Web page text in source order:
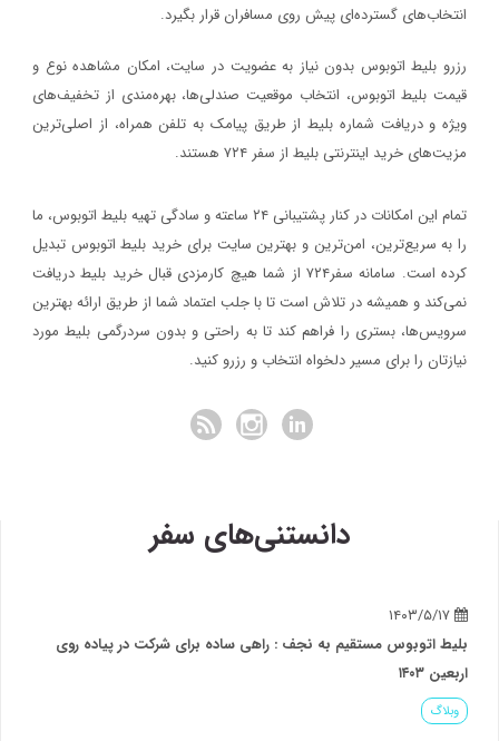
انتخاب‌های گسترده‌ای پیش روی مسافران قرار بگیرد.
رزرو بلیط اتوبوس بدون نیاز به عضویت در سایت، امکان مشاهده نوع و
قیمت بلیط اتوبوس، انتخاب موقعیت صندلی‌ها، بهره‌مندی از تخفیف‌های
ویژه و دریافت شماره‌ بلیط از طریق پیامک به تلفن همراه، از اصلی‌ترین
مزیت‌های خرید اینترنتی بلیط از سفر ۷۲۴ هستند.
تمام این امکانات در کنار پشتیبانی‌ ۲۴ ساعته و سادگی تهیه بلیط اتوبوس، ما
را به سریع‌ترین، امن‌ترین و بهترین سایت برای خرید بلیط اتوبوس تبدیل
کرده است. سامانه سفر۷۲۴ از شما هیچ کارمزدی قبال خرید بلیط دریافت
نمی‌کند و همیشه در تلاش است تا با جلب اعتماد شما از طریق ارائه بهترین
سرویس‌ها، بستری را فراهم کند تا به راحتی و بدون سردرگمی بلیط مورد
نیازتان را برای مسیر دلخواه انتخاب و رزرو کنید.
دانستنی‌های سفر
بلیط اتوبوس مستقیم به نجف : راهی ساده برای شرکت در پیاده روی
اربعین ۱۴۰۳
وبلاگ